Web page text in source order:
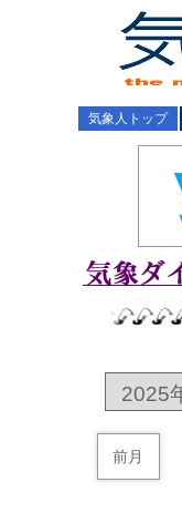
気象人トップ
前月